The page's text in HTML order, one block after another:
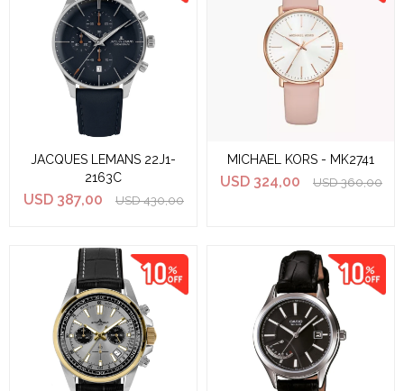
JACQUES LEMANS 22J1-
2163C
USD 387,00 USD 430,00
MICHAEL KORS - MK2741
USD 324,00 USD 360,00